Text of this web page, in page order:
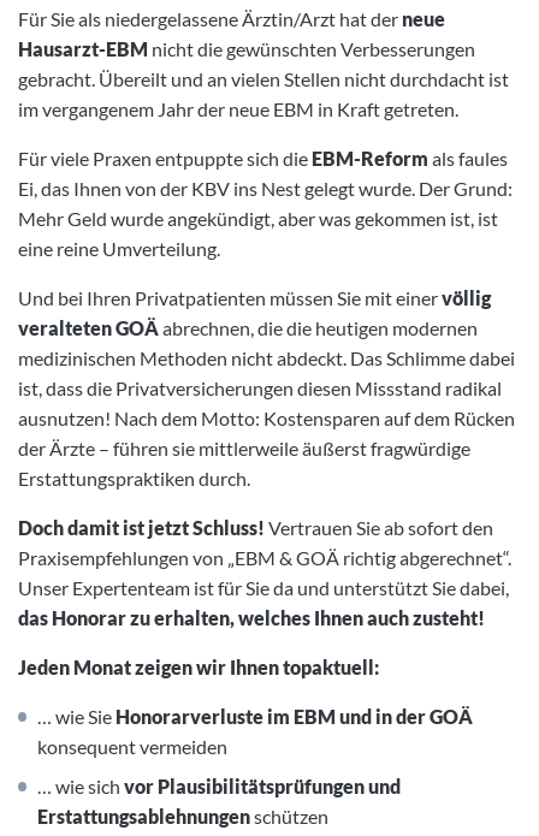
Für Sie als niedergelassene Ärztin/Arzt hat der neue
Hausarzt-EBM nicht die gewünschten Verbesserungen
gebracht. Übereilt und an vielen Stellen nicht durchdacht ist
im vergangenem Jahr der neue EBM in Kraft getreten.
Für viele Praxen entpuppte sich die EBM-Reform als faules
Ei, das Ihnen von der KBV ins Nest gelegt wurde. Der Grund:
Mehr Geld wurde angekündigt, aber was gekommen ist, ist
eine reine Umverteilung.
Und bei Ihren Privatpatienten müssen Sie mit einervöllig
veralteten GOÄabrechnen, die die heutigen modernen
medizinischen Methoden nicht abdeckt. Das Schlimme dabei
ist, dass die Privatversicherungen diesen Missstand radikal
ausnutzen! Nach dem Motto: Kostensparen auf dem Rücken
der Ärzte – führen sie mittlerweile äußerst fragwürdige
Erstattungspraktiken durch.
Doch damit ist jetzt Schluss! Vertrauen Sie ab sofort den
Praxisempfehlungen von „EBM & GOÄ richtig abgerechnet“.
Unser Expertenteam ist für Sie da und unterstützt Sie dabei,
das Honorar zu erhalten, welches Ihnen auch zusteht!
Jeden Monat zeigen wir Ihnen topaktuell:
… wie Sie Honorarverluste im EBM und in der GOÄ
konsequent vermeiden
… wie sich vor Plausibilitätsprüfungen und
Erstattungsablehnungenschützen